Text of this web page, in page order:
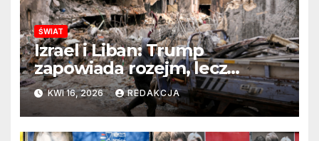
ŚWIAT
Izrael i Liban: Trump
zapowiada rozejm, lecz
perspektywa zakończenia
wojny wciąż odległa
KWI 16, 2026 REDAKCJA